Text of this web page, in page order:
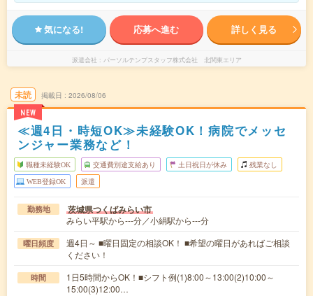
気になる! 応募へ進む 詳しく見る
派遣会社 パーソルテンプスタッフ株式会社 北関東エリア
未読
NEW
掲載日 2026/08/06
≪週4日・時短OK≫未経験OK！病院でメッセ
ンジャー業務など！
職種未経験OK 交通費別途支給あり 土日祝日が休み 残業なし
WEB登録OK 派遣
勤務地 茨城県つくばみらい市
みらい平駅から---分／小絹駅から---分
曜日頻度
週4日～ ■曜日固定の相談OK！ ■希望の曜日があればご相談
ください！
時間
1日5時間からOK！■シフト例(1)8:00～13:00(2)10:00～
15:00(3)12:00…